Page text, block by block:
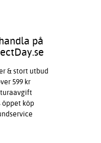
på
& stort utbud
599 kr
öppet köp